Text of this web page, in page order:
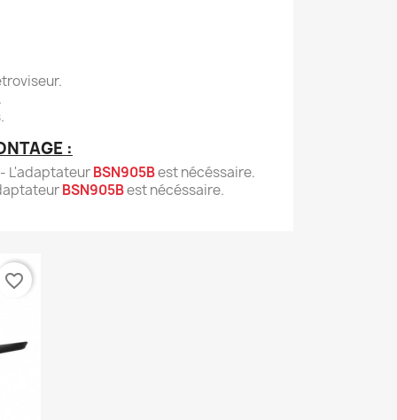
:
L'adaptateurBSN905Best nécéssaire.
BSN905Best nécéssaire.
favorite_border